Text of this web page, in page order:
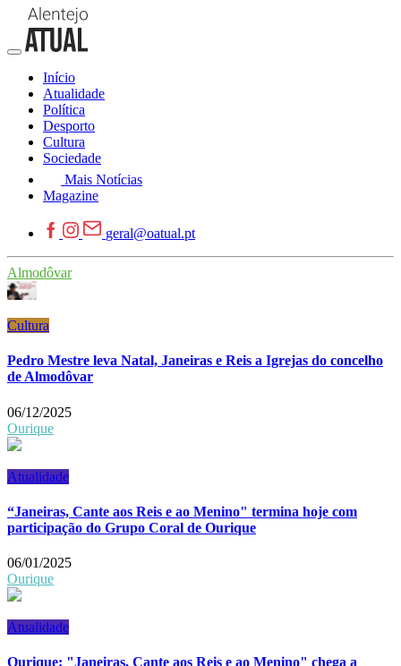
Início
Atualidade
Política
Desporto
Cultura
Sociedade
Mais Notícias
Magazine
geral@oatual.pt
Almodôvar
Cultura
Pedro Mestre leva Natal, Janeiras e Reis a Igrejas do concelho
de Almodôvar
06/12/2025
Ourique
Atualidade
“Janeiras, Cante aos Reis e ao Menino" termina hoje com
participação do Grupo Coral de Ourique
06/01/2025
Ourique
Atualidade
Ourique: "Janeiras, Cante aos Reis e ao Menino" chega a